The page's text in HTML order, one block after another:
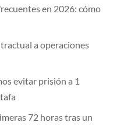
en 2026: cómo
a operaciones
evitar prisión a 1
72 horas tras un